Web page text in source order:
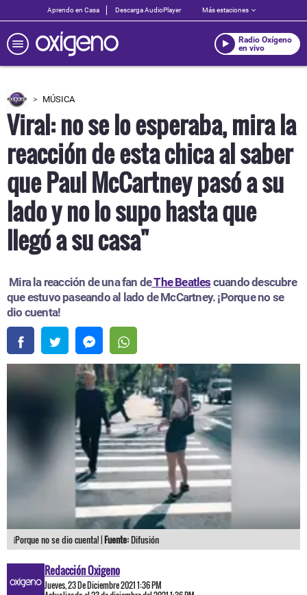
Aprendo en Casa Descarga AudioPlayer Más estaciones
Radio Oxígeno
en vivo
MÚSICA
Viral: no se lo esperaba, mira la
reacción de esta chica al saber
que Paul McCartney pasó a su
lado y no lo supo hasta que
llegó a su casa"
Mira la reacción de una fan deThe Beatles cuando descubre
que estuvo paseando al lado de McCartney. ¡Porque no se
dio cuenta!
¡Porque no se dio cuenta! |Fuente:Difusión
Redacción Oxigeno
Jueves, 23 De Diciembre 2021 1:36 PM